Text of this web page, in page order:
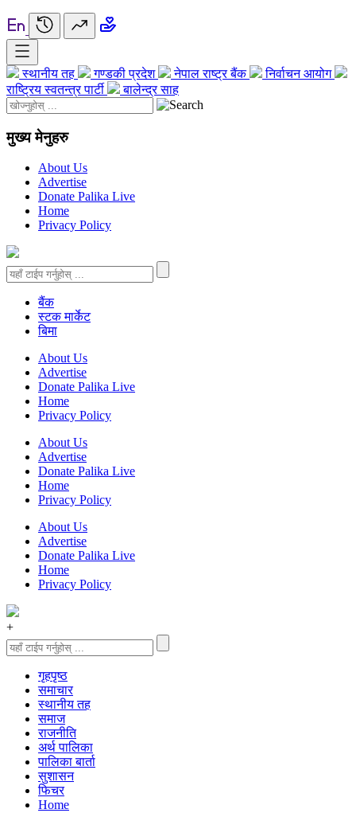
स्थानीय तह गण्डकी प्रदेश नेपाल राष्ट्र बैंक
निर्वाचन आयोग
राष्ट्रिय स्वतन्त्र पार्टी
बालेन्द्र साह
मुख्य मेनुहरु
About Us
Advertise
Donate Palika Live
Home
Privacy Policy
बैंक
स्टक मार्केट
बिमा
About Us
Advertise
Donate Palika Live
Home
Privacy Policy
About Us
Advertise
Donate Palika Live
Home
Privacy Policy
About Us
Advertise
Donate Palika Live
Home
Privacy Policy
+
गृहपृष्‍ठ
समाचार
स्थानीय तह
समाज
राजनीति
अर्थ पालिका
पालिका बार्ता
सुशासन
फिचर
Home